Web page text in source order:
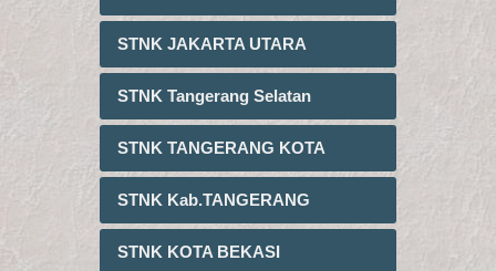
STNK JAKARTA UTARA
STNK Tangerang Selatan
STNK TANGERANG KOTA
STNK Kab.TANGERANG
STNK KOTA BEKASI